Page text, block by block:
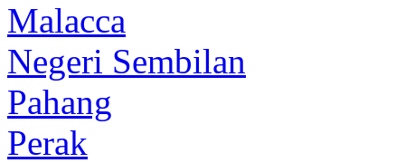
Malacca
Negeri Sembilan
Pahang
Perak